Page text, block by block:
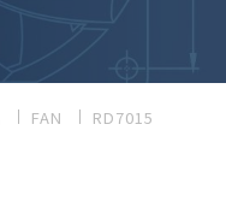
FAN RD7015